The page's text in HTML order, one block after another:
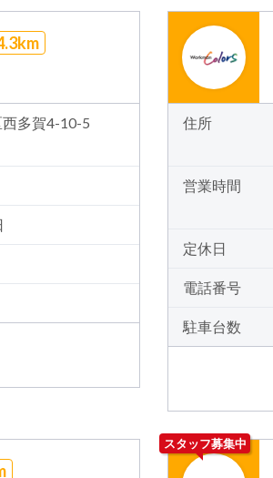
多賀4-10-5 住所
営業時間
定休日
電話番号
駐車台数
スタッフ募集中